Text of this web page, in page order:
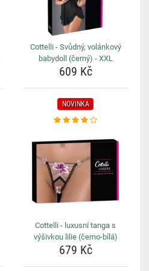
Cottelli - Svůdný, volánkový
babydoll (černý) - XXL
609 Kč
NOVINKA
Cottelli - luxusní tanga s
výšivkou lilie (černo-bílá)
679 Kč